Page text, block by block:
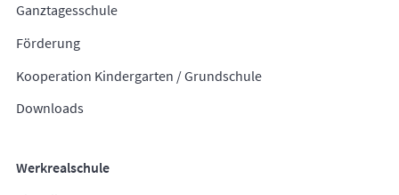
Ganztagesschule
Förderung
Kooperation Kindergarten / Grundschule
Downloads
Werkrealschule